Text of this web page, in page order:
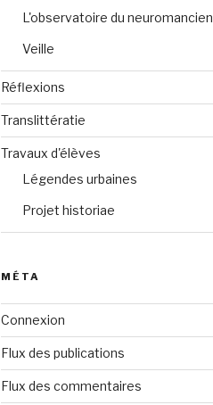
L'observatoire du neuromancien
Veille
Réflexions
Translittératie
Travaux d'élèves
Légendes urbaines
Projet historiae
MÉTA
Connexion
Flux des publications
Flux des commentaires